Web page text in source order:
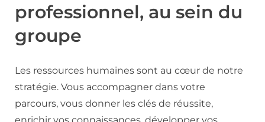
professionnel, au sein du
groupe
Les ressources humaines sont au cœur de notre
stratégie. Vous accompagner dans votre
parcours, vous donner les clés de réussite,